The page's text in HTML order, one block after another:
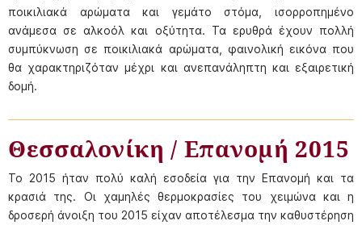
ποικιλιακά αρώματα και γεμάτο στόμα, ισορροπημένο
ανάμεσα σε αλκοόλ και οξύτητα. Τα ερυθρά έχουν πολλή
συμπύκνωση σε ποικιλιακά αρώματα, φαινολική εικόνα που
θα χαρακτηριζόταν μέχρι και ανεπανάληπτη και εξαιρετική
δομή.
Θεσσαλονίκη / Επανομή 2015
Το 2015 ήταν πολύ καλή εσοδεία για την Επανομή και τα
κρασιά της. Οι χαμηλές θερμοκρασίες του χειμώνα και η
δροσερή άνοιξη του 2015 είχαν αποτέλεσμα την καθυστέρηση